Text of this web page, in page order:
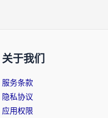
关于我们
服务条款
隐私协议
应用权限